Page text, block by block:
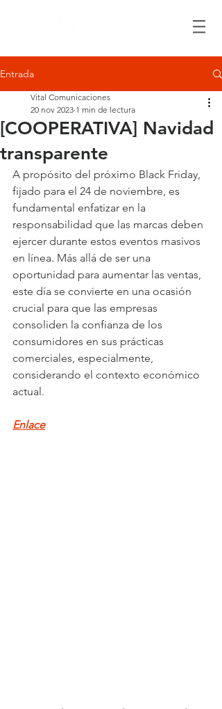
Entrada
[COOPERATIVA] Navidad
transparente
Vital Comunicaciones
20 nov 2023 1 min de lectura
A propósito del próximo Black Friday,
fijado para el 24 de noviembre, es
fundamental enfatizar en la
responsabilidad que las marcas deben
ejercer durante estos eventos masivos
en línea. Más allá de ser una
oportunidad para aumentar las ventas,
este día se convierte en una ocasión
crucial para que las empresas
consoliden la confianza de los
consumidores en sus prácticas
comerciales, especialmente,
considerando el contexto económico
actual.
Enlace